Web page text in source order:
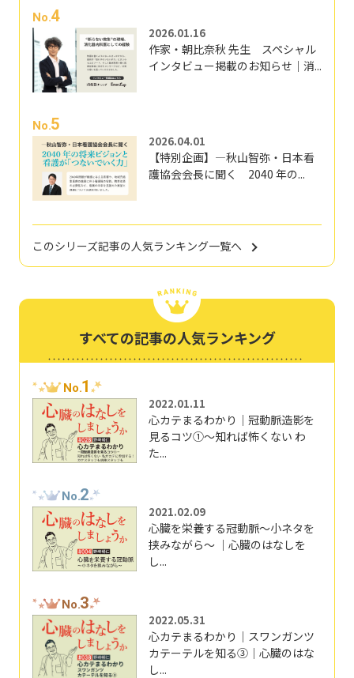
No.4
2026.01.16
作家・朝比奈秋 先生 スペシャル
インタビュー掲載のお知らせ｜消...
No.5
2026.04.01
【特別企画】―秋山智弥・日本看
護協会会長に聞く 2040 年の...
このシリーズ記事の人気ランキング一覧へ
すべての記事の人気ランキング
No.1
2022.01.11
心カテまるわかり｜冠動脈造影を
見るコツ①～知れば怖くない わ
た...
No.2
2021.02.09
心臓を栄養する冠動脈～小ネタを
挟みながら～ ｜心臓のはなしを
し...
No.3
2022.05.31
心カテまるわかり｜スワンガンツ
カテーテルを知る③｜心臓のはな
し...